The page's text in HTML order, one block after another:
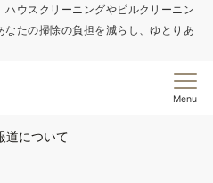
ウスクリーニングやビルクリーニン
たの掃除の負担を減らし、ゆとりあ
Menu
道について